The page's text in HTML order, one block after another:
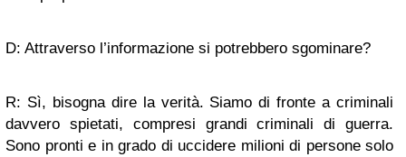
D: Attraverso l’informazione si potrebbero sgominare?
R: Sì, bisogna dire la verità. Siamo di fronte a criminali
davvero spietati, compresi grandi criminali di guerra.
Sono pronti e in grado di uccidere milioni di persone solo